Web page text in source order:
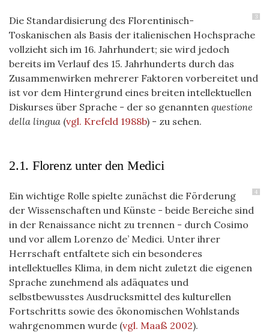
3
Die Standardisierung des Florentinisch-
Toskanischen als Basis der italienischen Hochsprache
vollzieht sich im 16. Jahrhundert; sie wird jedoch
bereits im Verlauf des 15. Jahrhunderts durch das
Zusammenwirken mehrerer Faktoren vorbereitet und
ist vor dem Hintergrund eines breiten intellektuellen
Diskurses über Sprache - der so genannten questione
della lingua (vgl. Krefeld 1988b) - zu sehen.
2.1. Florenz unter den Medici
4
Ein wichtige Rolle spielte zunächst die Förderung
der Wissenschaften und Künste - beide Bereiche sind
in der Renaissance nicht zu trennen - durch Cosimo
und vor allem Lorenzo de’ Medici. Unter ihrer
Herrschaft entfaltete sich ein besonderes
intellektuelles Klima, in dem nicht zuletzt die eigenen
Sprache zunehmend als adäquates und
selbstbewusstes Ausdrucksmittel des kulturellen
Fortschritts sowie des ökonomischen Wohlstands
wahrgenommen wurde (vgl. Maaß 2002).